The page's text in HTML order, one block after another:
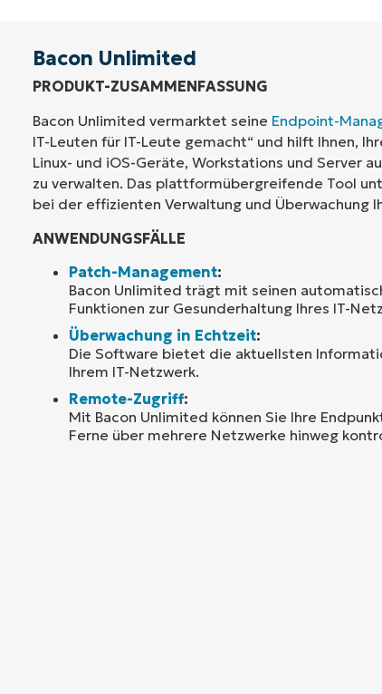
Bacon Unlimited
PRODUKT-ZUSAMMENFASSUNG
Bacon Unlimited vermarktet seine Endpoint-
IT-Leuten für IT-Leute gemacht“ und hilft Ihnen,
Linux- und iOS-Geräte, Workstations und Server
zu verwalten. Das plattformübergreifende Tool
bei der effizienten Verwaltung und Überwachung
ANWENDUNGSFÄLLE
Patch-Management:
Bacon Unlimited trägt mit seinen
Funktionen zur Gesunderhaltung Ihres IT-
Überwachung in Echtzeit:
Die Software bietet die aktuellsten
Ihrem IT-Netzwerk.
Remote-Zugriff:
Mit Bacon Unlimited können Sie Ihre
Ferne über mehrere Netzwerke hinweg